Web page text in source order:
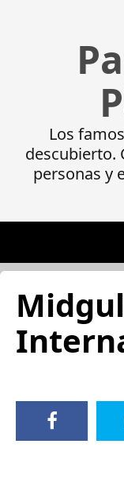
Los
descubierto.
personas y